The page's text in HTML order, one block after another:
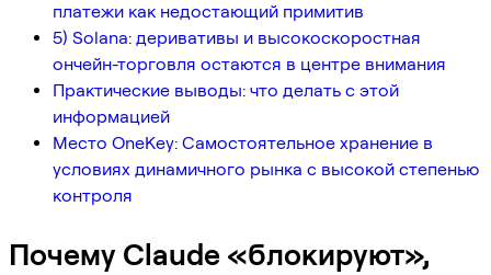
платежи как недостающий примитив
5) Solana: деривативы и высокоскоростная
ончейн-торговля остаются в центре внимания
Практические выводы: что делать с этой
информацией
Место OneKey: Самостоятельное хранение в
условиях динамичного рынка с высокой степенью
контроля
Почему Claude «блокируют»,